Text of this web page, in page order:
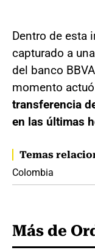
Dentro de esta
capturado a
del banco
momento
transferencia
en las últimas
Temas
Colombia
Más de